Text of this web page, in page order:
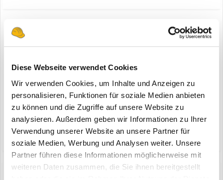
Diese Webseite verwendet Cookies
Wir verwenden Cookies, um Inhalte und Anzeigen zu
personalisieren, Funktionen für soziale Medien anbieten
zu können und die Zugriffe auf unsere Website zu
analysieren. Außerdem geben wir Informationen zu Ihrer
Verwendung unserer Website an unsere Partner für
soziale Medien, Werbung und Analysen weiter. Unsere
Partner führen diese Informationen möglicherweise mit
weiteren Daten zusammen, die Sie ihnen bereitgestellt
ein Thema erstellte Bauforum24 inBauforum24
Bauforum24 TV präsentiert: Liebherr R 920 & R 924 Raupenbagger
für BRIC-Staaten auf der Conexpo 2017 Auf der Conexpo 2017 in
Las Vegas zeigt Liebherr seine Bagger, welche speziell für die BRIC
Staaten Brasilien, Russland, Indien und China, mit niedrigen
Abgasnormen entwickelt wurden....
11. April 2017 2 Antworten 1
liebherr bagger (und 5 weitere)